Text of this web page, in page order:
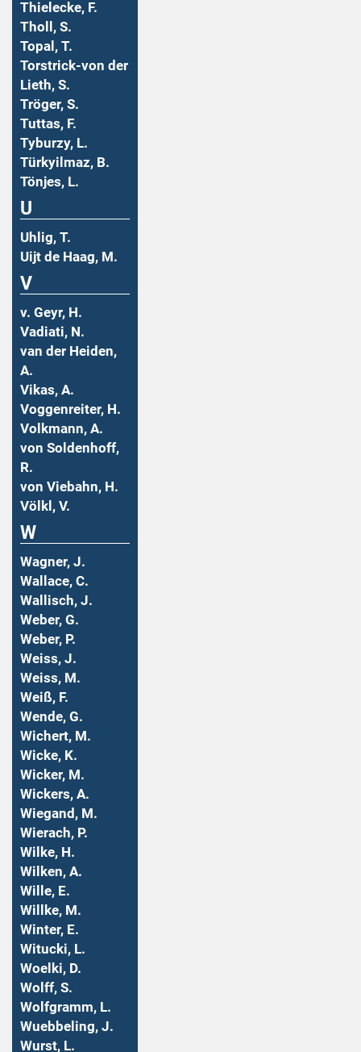
Thielecke, F.
Tholl, S.
Topal, T.
Torstrick-von der
Lieth, S.
Tröger, S.
Tuttas, F.
Tyburzy, L.
Türkyilmaz, B.
Tönjes, L.
U
Uhlig, T.
Uijt de Haag, M.
V
v. Geyr, H.
Vadiati, N.
van der Heiden,
A.
Vikas, A.
Voggenreiter, H.
Volkmann, A.
von Soldenhoff,
R.
von Viebahn, H.
Völkl, V.
W
Wagner, J.
Wallace, C.
Wallisch, J.
Weber, G.
Weber, P.
Weiss, J.
Weiss, M.
Weiß, F.
Wende, G.
Wichert, M.
Wicke, K.
Wicker, M.
Wickers, A.
Wiegand, M.
Wierach, P.
Wilke, H.
Wilken, A.
Wille, E.
Willke, M.
Winter, E.
Witucki, L.
Woelki, D.
Wolff, S.
Wolfgramm, L.
Wuebbeling, J.
Wurst, L.